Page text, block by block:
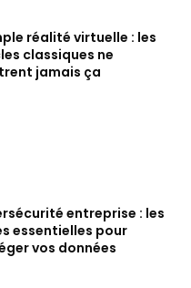
réalité virtuelle : les
classiques ne
jamais ça
entreprise : les
essentielles pour
vos données